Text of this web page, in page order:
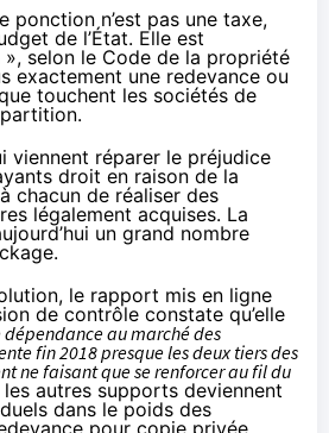
ponction n’est pas une taxe,
de l’État. Elle est
», selon le Code de la propriété
exactement une redevance ou
touchent les sociétés de
viennent réparer le préjudice
droit en raison de la
chacun de réaliser des
légalement acquises. La
un grand nombre
le rapport mis en ligne
de contrôle constate qu’elle
au marché des
fin 2018 presque les deux tiers des
ne faisant que se renforcer au fil du
les autres supports deviennent
dans le poids des
pour copie privée